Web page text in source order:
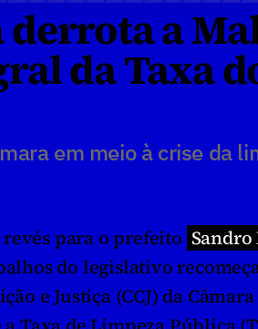
derrota a
da Taxa
em meio à crise da
para o prefeito
do legislativo
e Justiça (CCJ) da